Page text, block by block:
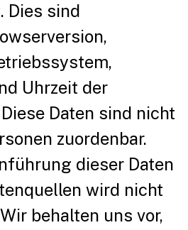
Dies sind
Uhrzeit der
Daten sind nicht
zuordenbar.
dieser Daten
wird nicht
behalten uns vor,